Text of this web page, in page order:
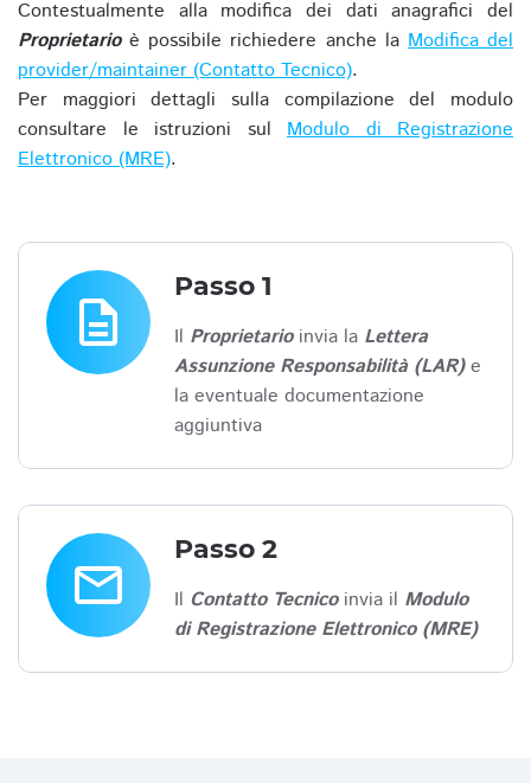
Contestualmente alla modifica dei dati anagrafici del
Proprietarioè possibile richiedere anche laModifica del
provider/maintainer (Contatto Tecnico).
Per maggiori dettagli sulla compilazione del modulo
consultare le istruzioni sul Modulo di Registrazione
Elettronico (MRE).
description
Passo 1
Il Proprietarioinvia la Lettera
Assunzione Responsabilità (LAR)e
la eventuale documentazione
aggiuntiva
email
Passo 2
Il Contatto Tecnicoinvia il Modulo
di Registrazione Elettronico (MRE)